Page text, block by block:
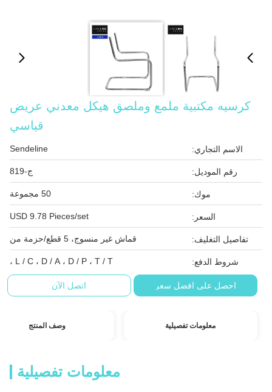
كرسيه مكتبية ملمع وملصق هيكل معدني عريض
قياسي
الاسم التجاري: Sendeline
رقم الموديل: ج-819
موك: 50 مجموعة
السعر: USD 9.78 Pieces/set
تفاصيل التغليف: قماش غير منسوج، 5 قطع/حزمة من
شروط الدفع: L / C ، D / A ، D / P ، T / T ،
احصل على افضل سعر اتصل الآن
معلومات تفصيلية وصف المنتج
معلومات تفصيلية